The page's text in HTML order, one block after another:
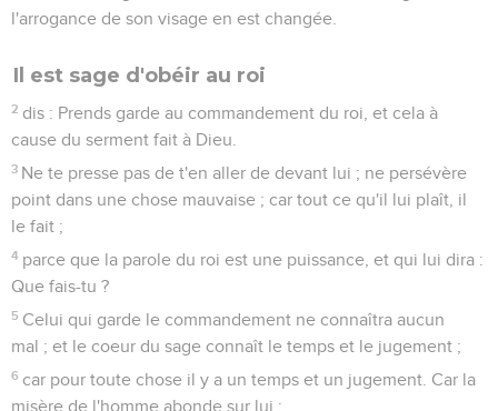
l'arrogance de son visage en est changée.
Il est sage d'obéir au roi
2 dis : Prends garde au commandement du roi, et cela à
cause du serment fait à Dieu.
3 Ne te presse pas de t'en aller de devant lui ; ne persévère
point dans une chose mauvaise ; car tout ce qu'il lui plaît, il
le fait ;
4 parce que la parole du roi est une puissance, et qui lui dira :
Que fais-tu ?
5 Celui qui garde le commandement ne connaîtra aucun
mal ; et le coeur du sage connaît le temps et le jugement ;
6 car pour toute chose il y a un temps et un jugement. Car la
misère de l'homme abonde sur lui ;